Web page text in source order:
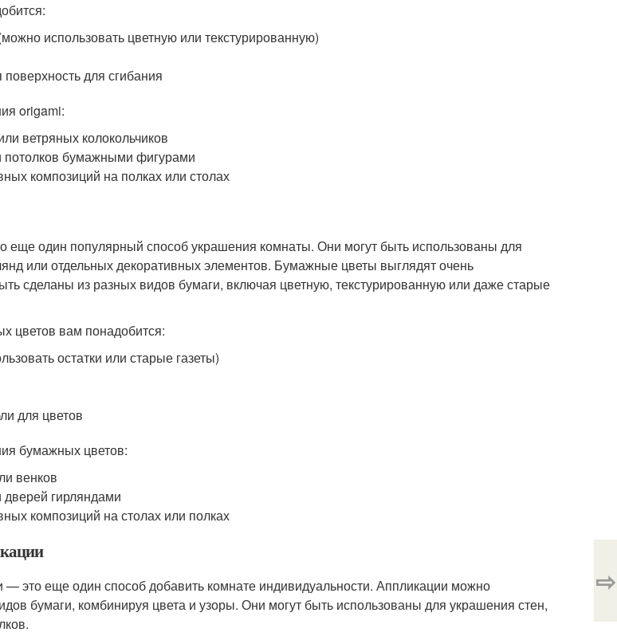
использовать цветную или текстурированную)
для сгибания
origami:
ветряных колокольчиков
потолков бумажными фигурами
композиций на полках или столах
один популярный способ украшения комнаты. Они могут быть использованы для
или отдельных декоративных элементов. Бумажные цветы выглядят очень
сделаны из разных видов бумаги, включая цветную, текстурированную или даже старые
цветов вам понадобится:
остатки или старые газеты)
для цветов
бумажных цветов:
венков
гирляндами
композиций на столах или полках
это еще один способ добавить комнате индивидуальности. Аппликации можно
бумаги, комбинируя цвета и узоры. Они могут быть использованы для украшения стен,
⇨